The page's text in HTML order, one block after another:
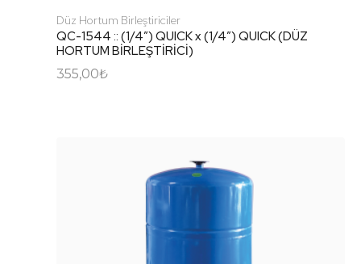
Düz Hortum Birleştiriciler
QC-1544 :: (1/4″) QUICK x (1/4″) QUICK (DÜZ
HORTUM BİRLEŞTİRİCİ)
355,00₺